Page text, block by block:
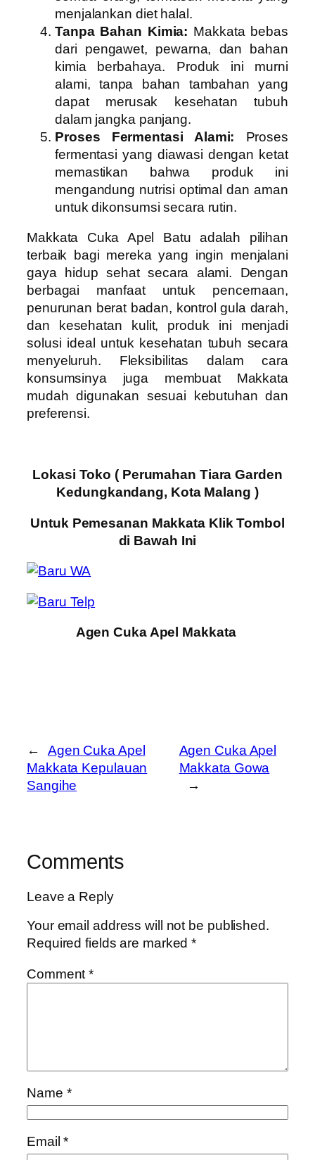
menjalankan diet halal.
Tanpa Bahan Kimia: Makkata bebas
dari pengawet, pewarna, dan bahan
kimia berbahaya. Produk ini murni
alami, tanpa bahan tambahan yang
dapat merusak kesehatan tubuh
dalam jangka panjang.
Proses Fermentasi Alami: Proses
fermentasi yang diawasi dengan ketat
memastikan bahwa produk ini
mengandung nutrisi optimal dan aman
untuk dikonsumsi secara rutin.
Makkata Cuka Apel Batu adalah pilihan
terbaik bagi mereka yang ingin menjalani
gaya hidup sehat secara alami. Dengan
berbagai manfaat untuk pencernaan,
penurunan berat badan, kontrol gula darah,
dan kesehatan kulit, produk ini menjadi
solusi ideal untuk kesehatan tubuh secara
menyeluruh. Fleksibilitas dalam cara
konsumsinya juga membuat Makkata
mudah digunakan sesuai kebutuhan dan
preferensi.
Lokasi Toko ( Perumahan Tiara Garden
Kedungkandang, Kota Malang )
Untuk Pemesanan Makkata Klik Tombol
di Bawah Ini
Agen Cuka Apel Makkata
←
Agen Cuka Apel
Makkata Kepulauan
Sangihe
Agen Cuka Apel
Makkata Gowa
→
Comments
Leave a Reply
Your email address will not be published.
Required fields are marked*
Comment*
Name *
Email*